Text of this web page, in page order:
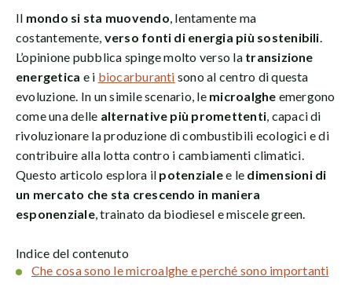
Il mondo si sta muovendo , lentamente ma
costantemente, verso fonti di energia più sostenibili
L’opinione pubblica spinge molto verso la transizione
energetica e i biocarburanti sono al centro di questa
evoluzione. In un simile scenario, le microalghe emergono
come una delle alternative più promettenti , capaci di
rivoluzionare la produzione di combustibili ecologici e di
contribuire alla lotta contro i cambiamenti climatici.
Questo articolo esplora il potenzialee le dimensioni di
un mercato che sta crescendo in maniera
esponenziale, trainato da biodiesel e miscele green.
Indice del contenuto
Che cosa sono le microalghe e perché sono importanti